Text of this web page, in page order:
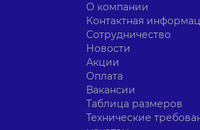
О компании
Контактная
Сотрудничество
Новости
Акции
Оплата
Вакансии
Таблица размеров
Технические